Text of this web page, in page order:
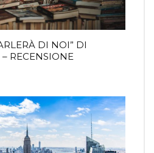
DI NOI” DI
RECENSIONE